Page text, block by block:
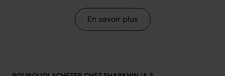
En savoir plus